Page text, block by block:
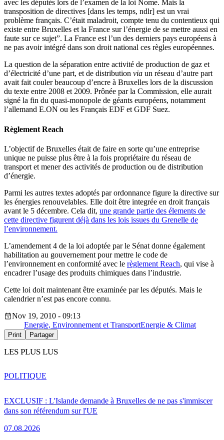
avec les députés lors de l’examen de la loi Nome. Mais la
transposition de directives [dans les temps, ndlr] est un vrai
problème français. C’était maladroit, compte tenu du contentieux qui
existe entre Bruxelles et la France sur l’énergie de se mettre aussi en
faute sur ce sujet”. La France est l’un des derniers pays européens à
ne pas avoir intégré dans son droit national ces règles européennes.
La question de la séparation entre activité de production de gaz et
d’électricité d’une part, et de distribution via un réseau d’autre part
avait fait couler beaucoup d’encre à Bruxelles lors de la discussion
du texte entre 2008 et 2009. Prônée par la Commission, elle aurait
signé la fin du quasi-monopole de géants européens, notamment
l’allemand E.ON ou les Français EDF et GDF Suez.
Règlement Reach
L’objectif de Bruxelles était de faire en sorte qu’une entreprise
unique ne puisse plus être à la fois propriétaire du réseau de
transport et mener des activités de production ou de distribution
d’énergie.
Parmi les autres textes adoptés par ordonnance figure la directive sur
les énergies renouvelables. Elle doit être integrée en droit français
avant le 5 décembre. Cela dit, une grande partie des élements de
cette directive figurent déjà dans les lois issues du Grenelle de
l’environnement.
L’amendement 4 de la loi adoptée par le Sénat donne également
habilitation au gouvernement pour mettre le code de
l’environnement en conformité avec le règlement Reach, qui vise à
encadrer l’usage des produits chimiques dans l’industrie.
Cette loi doit maintenant être examinée par les députés. Mais le
calendrier n’est pas encore connu.
Nov 19, 2010 - 09:13
Energie, Environnement et TransportEnergie & Climat
Print Partager
LES PLUS LUS
EXCLUSIF : L'Islande demande à Bruxelles de ne pas s'immiscer
dans son référendum sur l'UE
07.08.2026
POLITIQUE